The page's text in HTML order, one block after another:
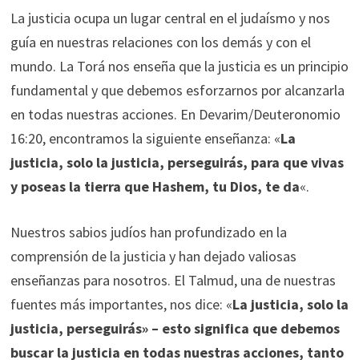
La justicia ocupa un lugar central en el judaísmo y nos
guía en nuestras relaciones con los demás y con el
mundo. La Torá nos enseña que la justicia es un principio
fundamental y que debemos esforzarnos por alcanzarla
en todas nuestras acciones. En Devarim/Deuteronomio
16:20, encontramos la siguiente enseñanza: «La
justicia, solo la justicia, perseguirás, para que vivas
y poseas la tierra que Hashem, tu Dios, te da«.
Nuestros sabios judíos han profundizado en la
comprensión de la justicia y han dejado valiosas
enseñanzas para nosotros. El Talmud, una de nuestras
fuentes más importantes, nos dice: «La justicia, solo la
justicia, perseguirás» – esto significa que debemos
buscar la justicia en todas nuestras acciones, tanto